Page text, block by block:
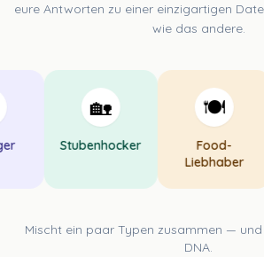
eure Antworten zu einer einzigartigen
wie das andere.
🏡
Stubenhocker
🍽️
Food-
Liebhaber
Mischt ein paar Typen zusammen —
DNA.